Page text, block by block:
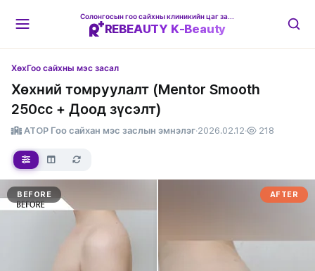
REBEAUTY K-Beauty
ХөхГоо сайхны мэс засал
Хөхний томруулалт (Mentor Smooth
250cc + Доод зүсэлт)
ATOP Гоо сайхан мэс заслын эмнэлэг·2026.02.12· 218
AFTER
BEFORE